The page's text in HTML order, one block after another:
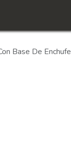
Base De Enchufe